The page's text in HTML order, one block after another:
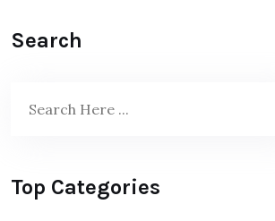
Search
Top Categories